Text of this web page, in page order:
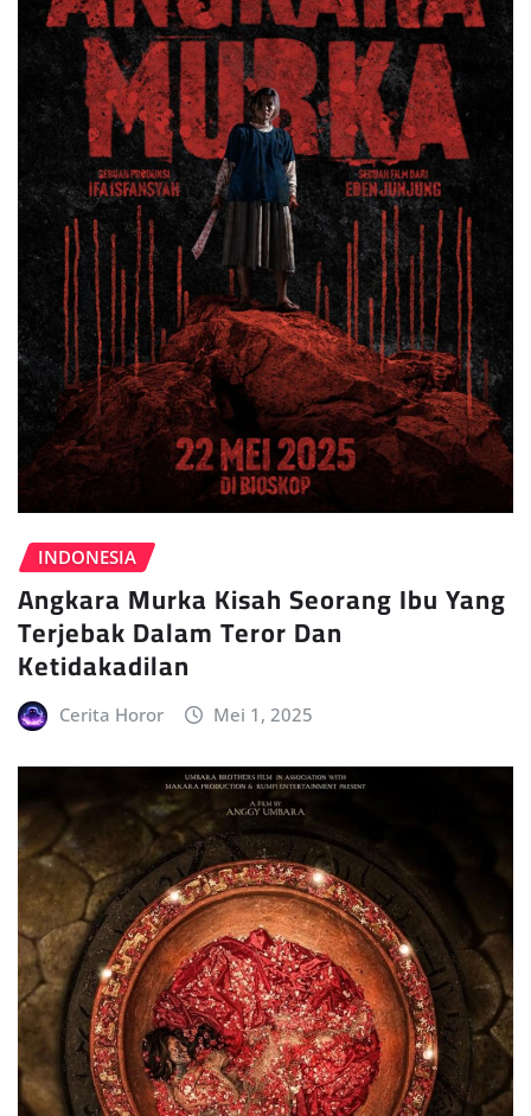
INDONESIA
Angkara Murka Kisah Seorang Ibu Yang
Terjebak Dalam Teror Dan
Ketidakadilan
Cerita Horor Mei 1, 2025